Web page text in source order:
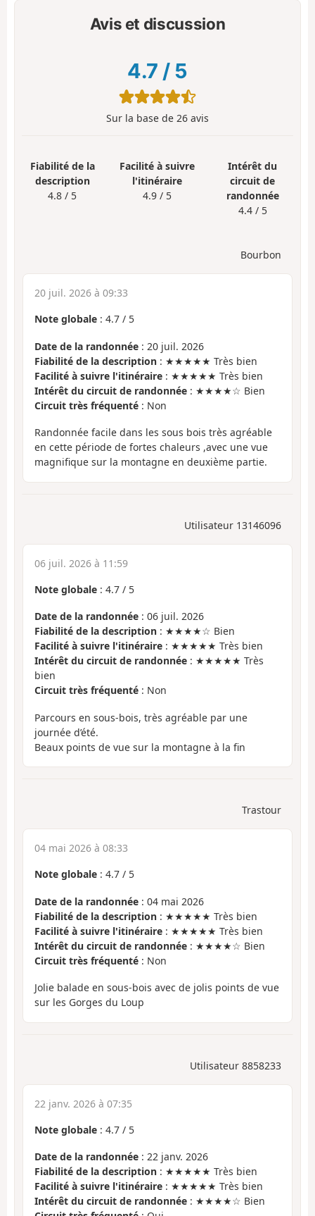
Avis et discussion
4.7 / 5
Sur la base de 26 avis
Fiabilité de la
description
4.8 / 5
Facilité à suivre
l'itinéraire
4.9 / 5
Intérêt du
circuit de
randonnée
4.4 / 5
Bourbon
20 juil. 2026 à 09:33
Note globale : 4.7 / 5
Date de la randonnée : 20 juil. 2026
Fiabilité de la description : ★★★★★ Très bien
Facilité à suivre l'itinéraire : ★★★★★ Très bien
Intérêt du circuit de randonnée : ★★★★☆ Bien
Circuit très fréquenté : Non
Randonnée facile dans les sous bois très agréable
en cette période de fortes chaleurs ,avec une vue
magnifique sur la montagne en deuxième partie.
Utilisateur 13146096
06 juil. 2026 à 11:59
Note globale : 4.7 / 5
Date de la randonnée : 06 juil. 2026
Fiabilité de la description : ★★★★☆ Bien
Facilité à suivre l'itinéraire : ★★★★★ Très bien
Intérêt du circuit de randonnée : ★★★★★ Très
bien
Circuit très fréquenté : Non
Parcours en sous-bois, très agréable par une
journée d’été.
Beaux points de vue sur la montagne à la fin
Trastour
04 mai 2026 à 08:33
Note globale : 4.7 / 5
Date de la randonnée : 04 mai 2026
Fiabilité de la description : ★★★★★ Très bien
Facilité à suivre l'itinéraire : ★★★★★ Très bien
Intérêt du circuit de randonnée : ★★★★☆ Bien
Circuit très fréquenté : Non
Jolie balade en sous-bois avec de jolis points de vue
sur les Gorges du Loup
Utilisateur 8858233
22 janv. 2026 à 07:35
Note globale : 4.7 / 5
Date de la randonnée : 22 janv. 2026
Fiabilité de la description : ★★★★★ Très bien
Facilité à suivre l'itinéraire : ★★★★★ Très bien
Intérêt du circuit de randonnée : ★★★★☆ Bien